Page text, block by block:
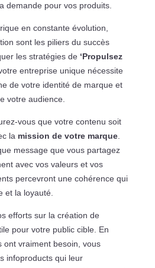
demande pour vos produits.
en constante évolution,
sont les piliers du succès
les stratégies de ‘Propulsez
entreprise unique nécessite
de votre identité de marque et
votre audience.
vous que votre contenu soit
la mission de votre marque.
message que vous partagez
avec vos valeurs et vos
percevront une cohérence qui
et la loyauté.
efforts sur la création de
pour votre public cible. En
ont vraiment besoin, vous
infoproducts qui leur